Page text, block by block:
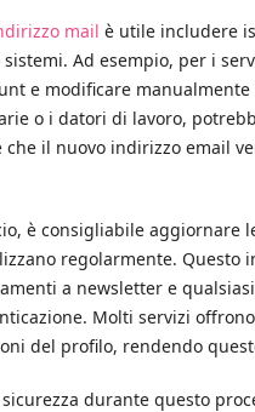
mail è utile includere
Ad esempio, per i
e modificare
o i datori di lavoro,
il nuovo indirizzo email
è consigliabile
regolarmente. Questo
a newsletter e
Molti servizi
del profilo, rendendo
durante questo